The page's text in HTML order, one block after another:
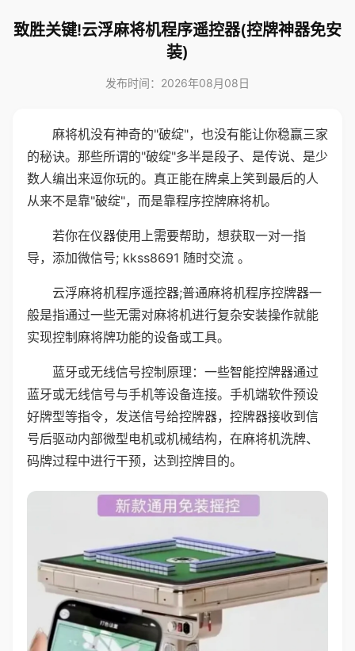
致胜关键!云浮麻将机程序遥控器(控牌神器免安
装)
发布时间：2026年08月08日
麻将机没有神奇的"破绽"，也没有能让你稳赢三家
的秘诀。那些所谓的"破绽"多半是段子、是传说、是少
数人编出来逗你玩的。真正能在牌桌上笑到最后的人
从来不是靠"破绽"，而是靠程序控牌麻将机。
若你在仪器使用上需要帮助，想获取一对一指
导，添加微信号; kkss8691 随时交流 。
云浮麻将机程序遥控器;普通麻将机程序控牌器一
般是指通过一些无需对麻将机进行复杂安装操作就能
实现控制麻将牌功能的设备或工具。
蓝牙或无线信号控制原理：一些智能控牌器通过
蓝牙或无线信号与手机等设备连接。手机端软件预设
好牌型等指令，发送信号给控牌器，控牌器接收到信
号后驱动内部微型电机或机械结构，在麻将机洗牌、
码牌过程中进行干预，达到控牌目的。